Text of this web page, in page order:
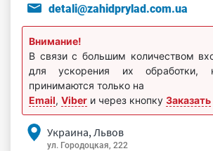
detali@zahidprylad.com.ua
Внимание!
В связи с большим количеством
для ускорения их обработки,
принимаются только на
Email, Viber и через кнопку Заказать
Украина, Львов
ул. Городоцкая, 222